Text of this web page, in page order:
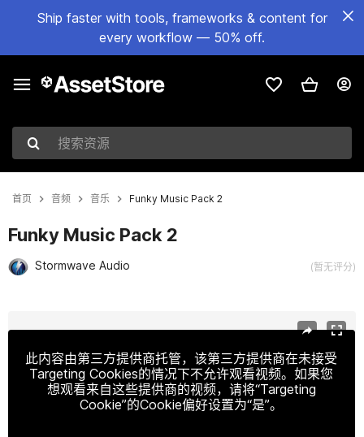
Ship faster with tools, frameworks & content for
every workflow — 50% off.
搜索资源
首页 音频 音乐 Funky Music Pack 2
Funky Music Pack 2
Stormwave Audio (暂无评分)
此内容由第三方提供商托管，该第三方提供商在未接受
Targeting Cookies的情况下不允许观看视频。如果您
想观看来自这些提供商的视频，请将“Targeting
Cookie”的Cookie偏好设置为“是”。